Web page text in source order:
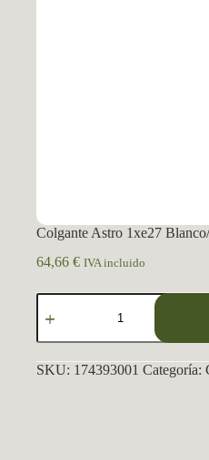
Colgante Astro 1xe27
64,66 € IVA incluido
Colgante
Astro
Blanco/niquel
Regx30x30
Cm
SKU: 174393001 Categoría: